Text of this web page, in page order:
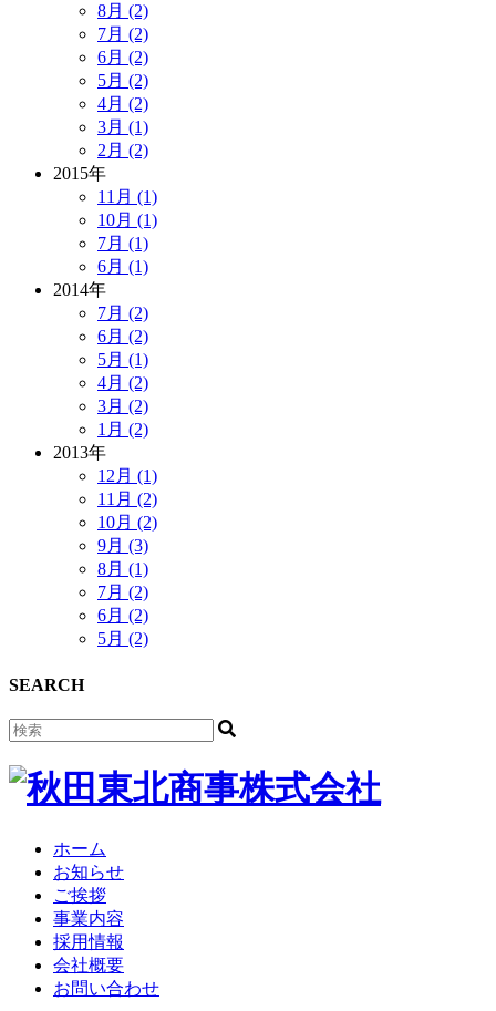
8月 (2)
7月 (2)
6月 (2)
5月 (2)
4月 (2)
3月 (1)
2月 (2)
2015年
11月 (1)
10月 (1)
7月 (1)
6月 (1)
2014年
7月 (2)
6月 (2)
5月 (1)
4月 (2)
3月 (2)
1月 (2)
2013年
12月 (1)
11月 (2)
10月 (2)
9月 (3)
8月 (1)
7月 (2)
6月 (2)
5月 (2)
SEARCH
ホーム
お知らせ
ご挨拶
事業内容
採用情報
会社概要
お問い合わせ